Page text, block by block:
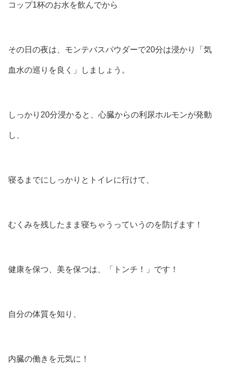
コップ1杯のお水を飲んでから
その日の夜は、モンテバスパウダーで20分は浸かり「気
血水の巡りを良く」しましょう。
しっかり20分浸かると、心臓からの利尿ホルモンが発動
し、
寝るまでにしっかりとトイレに行けて、
むくみを残したまま寝ちゃうっていうのを防げます！
健康を保つ、美を保つは、「トンチ！」です！
自分の体質を知り、
内臓の働きを元気に！